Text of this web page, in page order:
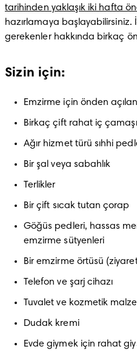
tarihinden yaklaşık iki hafta
hazırlamaya başlayabilirsiniz.
gerekenler hakkında birkaç
Sizin için:
Emzirme için önden
Birkaç çift rahat iç
Ağır hizmet türü sıhhi
Bir şal veya sabahlık
Terlikler
Bir çift sıcak tutan çorap
Göğüs pedleri, hassas
emzirme sütyenleri
Bir emzirme örtüsü
Telefon ve şarj cihazı
Tuvalet ve kozmetik
Dudak kremi
Evde giymek için rahat